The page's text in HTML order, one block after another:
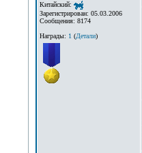
Китайский:
Зарегистрирован: 05.03.2006
Сообщения: 8174
Награды: 1(Детали)